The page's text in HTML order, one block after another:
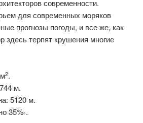
современности.
для современных моряков
прогнозы погоды, и все же, как
здесь терпят крушения многие
2.
м.
5120 м.
35%°.